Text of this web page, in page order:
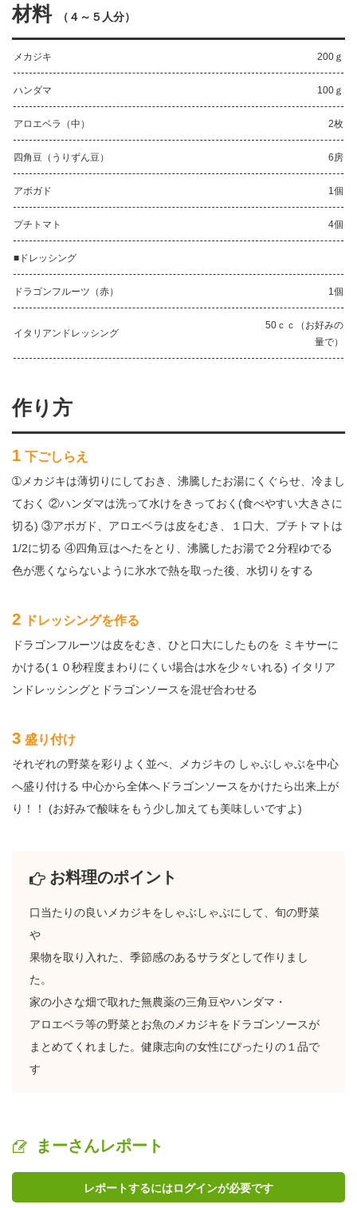
材料 （ ４～５人分）
メカジキ 200ｇ
ハンダマ 100ｇ
アロエベラ（中） 2枚
四角豆（うりずん豆） 6房
アボガド 1個
プチトマト 4個
■ドレッシング
ドラゴンフルーツ（赤） 1個
イタリアンドレッシング
50ｃｃ（お好みの
量で）
作り方
1 下ごしらえ
➀メカジキは薄切りにしておき、沸騰したお湯にくぐらせ、冷まし
ておく ②ハンダマは洗って水けをきっておく(食べやすい大きさに
切る) ③アボガド、アロエベラは皮をむき、１口大、プチトマトは
1/2に切る ④四角豆はへたをとり、沸騰したお湯で２分程ゆでる
色が悪くならないように氷水で熱を取った後、水切りをする
2 ドレッシングを作る
ドラゴンフルーツは皮をむき、ひと口大にしたものを ミキサーに
かける(１０秒程度まわりにくい場合は水を少々いれる) イタリア
ンドレッシングとドラゴンソースを混ぜ合わせる
3 盛り付け
それぞれの野菜を彩りよく並べ、メカジキの しゃぶしゃぶを中心
へ盛り付ける 中心から全体へドラゴンソースをかけたら出来上が
り！！ (お好みで酸味をもう少し加えても美味しいですよ)
お料理のポイント
口当たりの良いメカジキをしゃぶしゃぶにして、旬の野菜
や
果物を取り入れた、季節感のあるサラダとして作りまし
た。
家の小さな畑で取れた無農薬の三角豆やハンダマ・
アロエベラ等の野菜とお魚のメカジキをドラゴンソースが
まとめてくれました。健康志向の女性にぴったりの１品で
す
まーさんレポート
レポートするにはログインが必要です